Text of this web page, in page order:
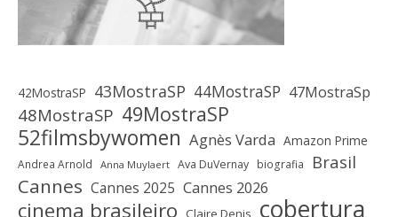
42MostraSP 43MostraSP 44MostraSP 47MostraSp
48MostraSP 49MostraSP
52filmsbywomen Agnès Varda Amazon Prime
Andrea Arnold Anna Muylaert Ava DuVernay biografia Brasil
Cannes Cannes 2025 Cannes 2026
cinema brasileiro cobertura